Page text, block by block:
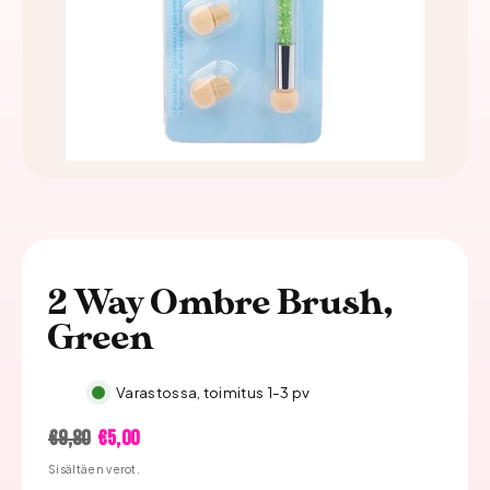
2 Way Ombre Brush,
Green
Varastossa, toimitus 1-3 pv
Hinta
€9,80
Alennushinta
€5,00
Sisältäen verot.